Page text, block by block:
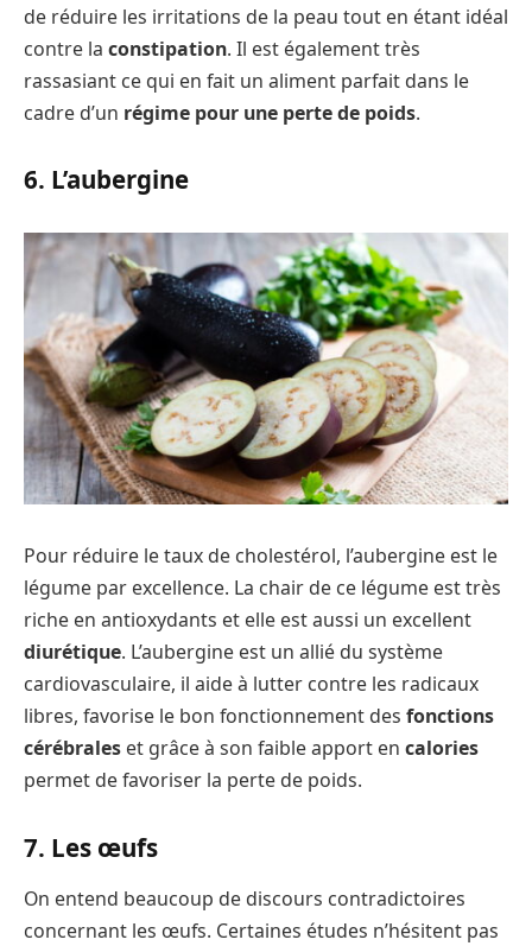
de réduire les irritations de la peau tout en étant idéal
contre la constipation. Il est également très
rassasiant ce qui en fait un aliment parfait dans le
cadre d’un régime pour une perte de poids.
6. L’aubergine
Pour réduire le taux de cholestérol, l’aubergine est le
légume par excellence. La chair de ce légume est très
riche en antioxydants et elle est aussi un excellent
diurétique. L’aubergine est un allié du système
cardiovasculaire, il aide à lutter contre les radicaux
libres, favorise le bon fonctionnement des fonctions
cérébrales et grâce à son faible apport en calories
permet de favoriser la perte de poids.
7. Les œufs
On entend beaucoup de discours contradictoires
concernant les œufs. Certaines études n’hésitent pas